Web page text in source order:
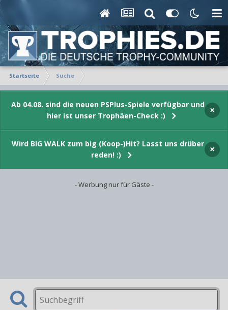
Startseite Suche
Ab 04.08. sind die neuen PSPlus-Spiele verfügbar und
hier ist unser Trophäen-Check :)
×
Wird BIG WALK zum big (Koop-)Hit? Lasst uns drüber
reden! :)
×
- Werbung nur für Gäste -